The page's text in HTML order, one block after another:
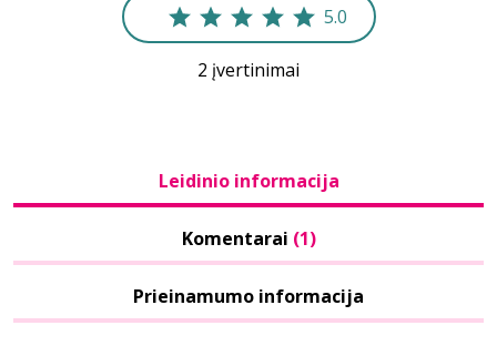
5.0
2 įvertinimai
Leidinio informacija
Komentarai (1)
Prieinamumo informacija